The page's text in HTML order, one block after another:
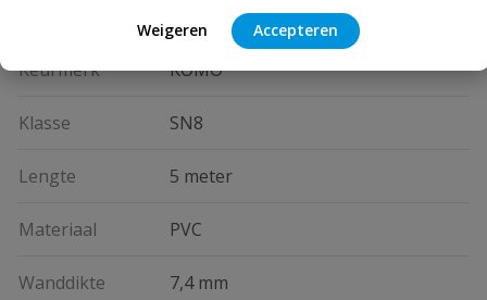
Weigeren Accepteren
Keurmerk KOMO
Klasse SN8
Lengte 5 meter
Materiaal PVC
Wanddikte 7,4 mm